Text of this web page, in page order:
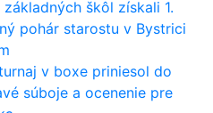
škôl získali 1.
pohár starostu v Bystrici
v boxe priniesol do
súboje a ocenenie pre